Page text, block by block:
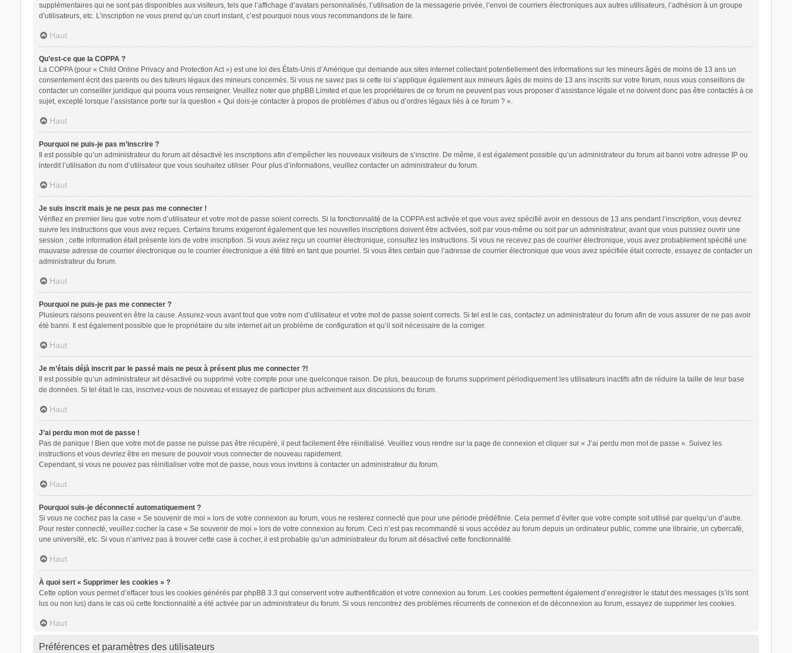
supplémentaires qui ne sont pas disponibles aux visiteurs, tels que l’affichage d’avatars personnalisés, l’utilisation de la messagerie privée, l’envoi de courriers électroniques aux autres utilisateurs, l’adhésion à un groupe
d’utilisateurs, etc. L’inscription ne vous prend qu’un court instant, c’est pourquoi nous vous recommandons de le faire.
Haut
Qu’est-ce que la COPPA ?
La COPPA (pour « Child Online Privacy and Protection Act ») est une loi des États-Unis d’Amérique qui demande aux sites internet collectant potentiellement des informations sur les mineurs âgés de moins de 13 ans un
consentement écrit des parents ou des tuteurs légaux des mineurs concernés. Si vous ne savez pas si cette loi s’applique également aux mineurs âgés de moins de 13 ans inscrits sur votre forum, nous vous conseillons de
contacter un conseiller juridique qui pourra vous renseigner. Veuillez noter que phpBB Limited et que les propriétaires de ce forum ne peuvent pas vous proposer d’assistance légale et ne doivent donc pas être contactés à ce
sujet, excepté lorsque l’assistance porte sur la question « Qui dois-je contacter à propos de problèmes d’abus ou d’ordres légaux liés à ce forum ? ».
Haut
Pourquoi ne puis-je pas m’inscrire ?
Il est possible qu’un administrateur du forum ait désactivé les inscriptions afin d’empêcher les nouveaux visiteurs de s’inscrire. De même, il est également possible qu’un administrateur du forum ait banni votre adresse IP ou
interdit l’utilisation du nom d’utilisateur que vous souhaitez utiliser. Pour plus d’informations, veuillez contacter un administrateur du forum.
Haut
Je suis inscrit mais je ne peux pas me connecter !
Vérifiez en premier lieu que votre nom d’utilisateur et votre mot de passe soient corrects. Si la fonctionnalité de la COPPA est activée et que vous avez spécifié avoir en dessous de 13 ans pendant l’inscription, vous devrez
suivre les instructions que vous avez reçues. Certains forums exigeront également que les nouvelles inscriptions doivent être activées, soit par vous-même ou soit par un administrateur, avant que vous puissiez ouvrir une
session ; cette information était présente lors de votre inscription. Si vous aviez reçu un courrier électronique, consultez les instructions. Si vous ne recevez pas de courrier électronique, vous avez probablement spécifié une
mauvaise adresse de courrier électronique ou le courrier électronique a été filtré en tant que pourriel. Si vous êtes certain que l’adresse de courrier électronique que vous avez spécifiée était correcte, essayez de contacter un
administrateur du forum.
Haut
Pourquoi ne puis-je pas me connecter ?
Plusieurs raisons peuvent en être la cause. Assurez-vous avant tout que votre nom d’utilisateur et votre mot de passe soient corrects. Si tel est le cas, contactez un administrateur du forum afin de vous assurer de ne pas avoir
été banni. Il est également possible que le propriétaire du site internet ait un problème de configuration et qu’il soit nécessaire de la corriger.
Haut
Je m’étais déjà inscrit par le passé mais ne peux à présent plus me connecter ?!
Il est possible qu’un administrateur ait désactivé ou supprimé votre compte pour une quelconque raison. De plus, beaucoup de forums suppriment périodiquement les utilisateurs inactifs afin de réduire la taille de leur base
de données. Si tel était le cas, inscrivez-vous de nouveau et essayez de participer plus activement aux discussions du forum.
Haut
J’ai perdu mon mot de passe !
Pas de panique ! Bien que votre mot de passe ne puisse pas être récupéré, il peut facilement être réinitialisé. Veuillez vous rendre sur la page de connexion et cliquer sur « J’ai perdu mon mot de passe ». Suivez les
instructions et vous devriez être en mesure de pouvoir vous connecter de nouveau rapidement.
Cependant, si vous ne pouvez pas réinitialiser votre mot de passe, nous vous invitons à contacter un administrateur du forum.
Haut
Pourquoi suis-je déconnecté automatiquement ?
Si vous ne cochez pas la case « Se souvenir de moi » lors de votre connexion au forum, vous ne resterez connecté que pour une période prédéfinie. Cela permet d’éviter que votre compte soit utilisé par quelqu’un d’autre.
Pour rester connecté, veuillez cocher la case « Se souvenir de moi » lors de votre connexion au forum. Ceci n’est pas recommandé si vous accédez au forum depuis un ordinateur public, comme une librairie, un cybercafé,
une université, etc. Si vous n’arrivez pas à trouver cette case à cocher, il est probable qu’un administrateur du forum ait désactivé cette fonctionnalité.
Haut
À quoi sert « Supprimer les cookies » ?
Cette option vous permet d’effacer tous les cookies générés par phpBB 3.3 qui conservent votre authentification et votre connexion au forum. Les cookies permettent également d’enregistrer le statut des messages (s’ils sont
lus ou non lus) dans le cas où cette fonctionnalité a été activée par un administrateur du forum. Si vous rencontrez des problèmes récurrents de connexion et de déconnexion au forum, essayez de supprimer les cookies.
Haut
Préférences et paramètres des utilisateurs